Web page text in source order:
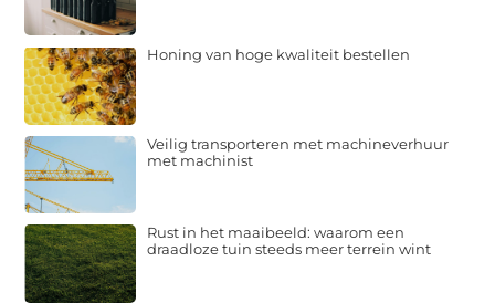
Honing van hoge kwaliteit bestellen
Veilig transporteren met machineverhuur
met machinist
Rust in het maaibeeld: waarom een
draadloze tuin steeds meer terrein wint